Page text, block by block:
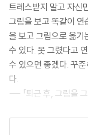
트레스받지 말고 자신
그림을 보고 똑같이 연
을 보고 그림으로 옮기
수 있다. 못 그렸다고
수 있으면 좋겠다. 꾸
다.
--- 「퇴근 후, 그림을 그
모든 그림의 기본은 선